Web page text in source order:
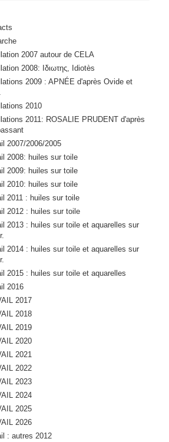
2007 autour de CELA
2008: Ιδιωτης, Idiotès
2009 : APNÉE d'après Ovide et
2010
2011: ROSALIE PRUDENT d'après
2007/2006/2005
2008: huiles sur toile
2009: huiles sur toile
2010: huiles sur toile
2011 : huiles sur toile
2012 : huiles sur toile
2013 : huiles sur toile et aquarelles sur
2014 : huiles sur toile et aquarelles sur
2015 : huiles sur toile et aquarelles
2016
2017
2018
2019
2020
2021
2022
2023
2024
2025
2026
: autres 2012